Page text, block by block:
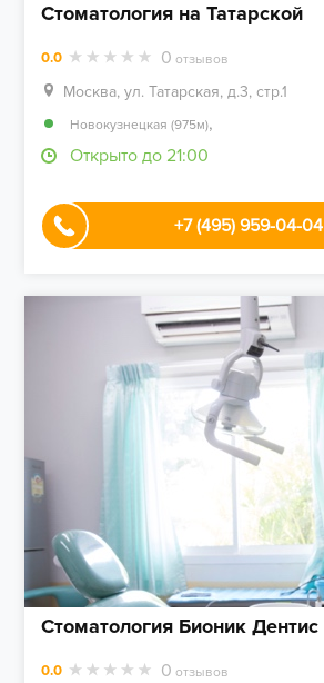
Стоматология на Татарской
0.0 0 отзывов
Москва, ул. Татарская, д.3, стр.1
Новокузнецкая (975м),
Открыто до 21:00
+7 (495) 959-04-04
Стоматология Бионик Дентис
0.0 0 отзывов